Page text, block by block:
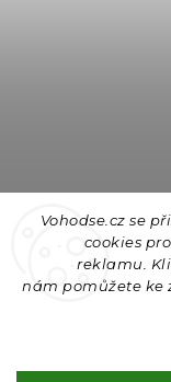
Vohodse.cz se
cookies
reklamu.
nám pomůžete ke
Sledovat na
Copyright 2026